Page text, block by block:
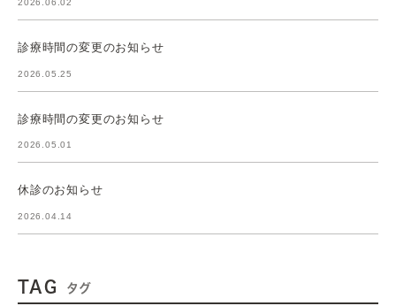
2026.06.02
診療時間の変更のお知らせ
2026.05.25
診療時間の変更のお知らせ
2026.05.01
休診のお知らせ
2026.04.14
TAG タグ